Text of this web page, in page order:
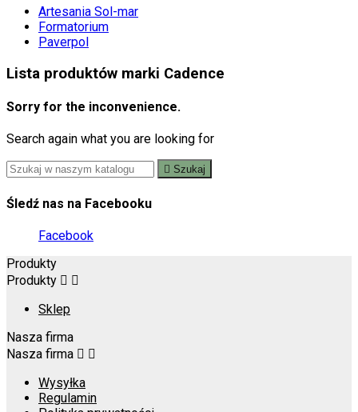
Artesania Sol-mar
Formatorium
Paverpol
Lista produktów marki Cadence
Sorry for the inconvenience.
Search again what you are looking for
 Szukaj
Śledź nas na Facebooku
Facebook
Produkty
Produkty  
Sklep
Nasza firma
Nasza firma  
Wysyłka
Regulamin